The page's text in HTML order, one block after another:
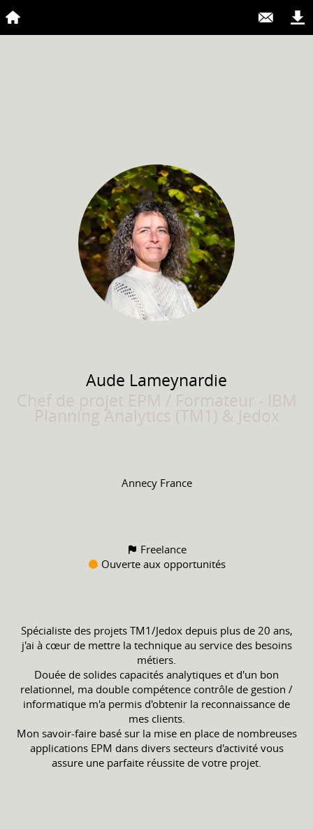
Aude Lameynardie
Chef de projet EPM / Formateur - IBM
Planning Analytics (TM1) & Jedox
Annecy France
Freelance
Ouverte aux opportunités
Spécialiste des projets TM1/Jedox depuis plus de 20 ans,
j'ai à cœur de mettre la technique au service des besoins
métiers.
Douée de solides capacités analytiques et d'un bon
relationnel, ma double compétence contrôle de gestion /
informatique m'a permis d'obtenir la reconnaissance de
mes clients.
Mon savoir-faire basé sur la mise en place de nombreuses
applications EPM dans divers secteurs d'activité vous
assure une parfaite réussite de votre projet.